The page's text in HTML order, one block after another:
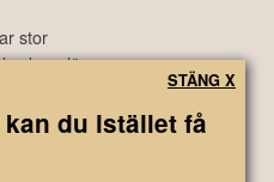
stor
skara läsare.
indirekt härrörande
du istället få
STÄNG X